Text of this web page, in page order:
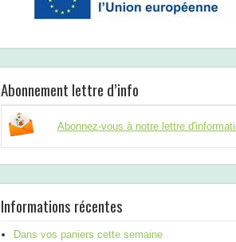
Abonnement lettre d’info
Abonnez-vous à notre lettre
Informations récentes
Dans vos paniers cette semaine